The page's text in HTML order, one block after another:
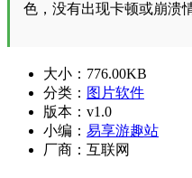
色，没有出现卡顿或崩溃
大小： 776.00KB
分类： 图片软件
版本： v1.0
小编： 易享游趣站
厂商： 互联网